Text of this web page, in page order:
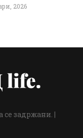
2026
се задржани. |